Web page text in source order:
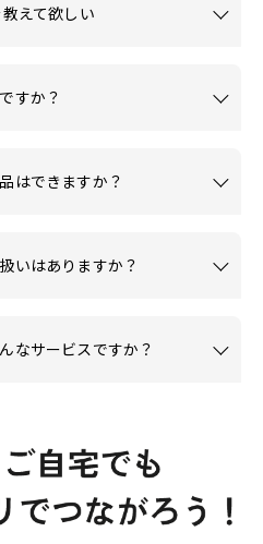
えて欲しい
すか？
はできますか？
いはありますか？
なサービスですか？